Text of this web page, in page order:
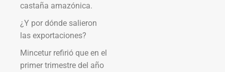
castaña amazónica.
¿Y por dónde salieron
las exportaciones?
Mincetur refirió que en el
primer trimestre del año